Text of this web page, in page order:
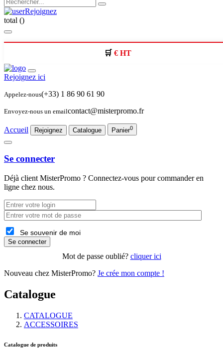
Rejoignez
total ()
€ HT
Rejoignez ici
Appelez-nous(+33) 1 86 90 61 90
Envoyez-nous un emailcontact@misterpromo.fr
Accueil Rejoignez Catalogue Panier0
Se connecter
Déjà client MisterPromo ? Connectez-vous pour commander en
ligne chez nous.
Se souvenir de moi
Se connecter
Mot de passe oublié? cliquer ici
Nouveau chez MisterPromo? Je crée mon compte !
Catalogue
CATALOGUE
ACCESSOIRES
Catalogue de produits